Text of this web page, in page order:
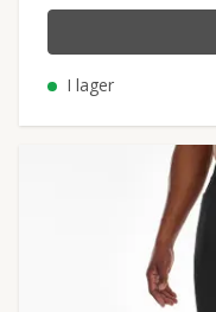
I lager